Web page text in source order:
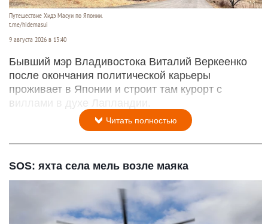
Путешествие Хидэ Масуи по Японии.
t.me/hidemasui
9 августа 2026 в 13:40
Бывший мэр Владивостока Виталий Веркеенко
после окончания политической карьеры
проживает в Японии и строит там курорт с
виллами в духе Лапландии.
Читать полностью
SOS: яхта села мель возле маяка